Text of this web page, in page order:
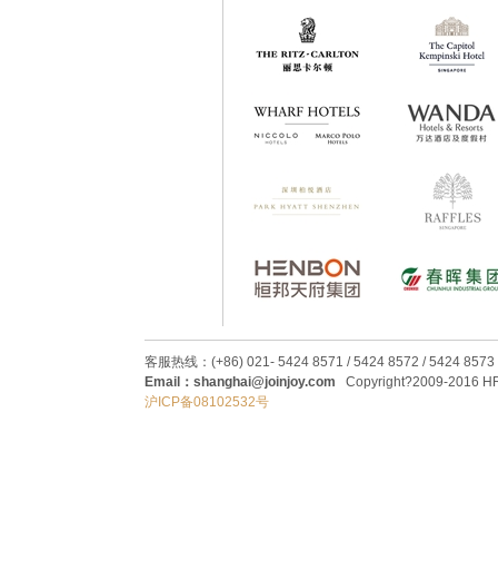
客服热线：(+86) 021- 5424 8571 / 5424 8572 / 5424 8573
Email：shanghai@joinjoy.com Copyright?2009-2016
沪ICP备08102532号